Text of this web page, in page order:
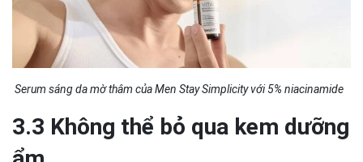
Serum sáng da mờ thâm của Men Stay Simplicity với 5% niacinamide
3.3 Không thể bỏ qua kem dưỡng